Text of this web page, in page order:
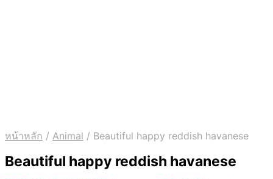
หน้าหลัก / Animal / Beautiful happy reddish havanese
Beautiful happy reddish havanese